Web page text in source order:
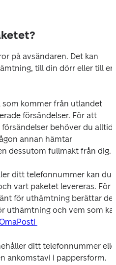
på avsändaren. Det kan
till din dörr eller till en
som kommer från utlandet
försändelser. För att
behöver du alltid
annan hämtar
dessutom fullmakt från dig.
ditt telefonnummer kan du i
vart paketet levereras. För
för uthämtning berättar
uthämtning och vem som
ditt telefonnummer
ankomstavi i pappersform.